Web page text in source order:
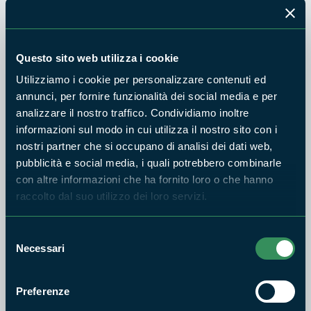
Questo sito web utilizza i cookie
Utilizziamo i cookie per personalizzare contenuti ed
annunci, per fornire funzionalità dei social media e per
analizzare il nostro traffico. Condividiamo inoltre
informazioni sul modo in cui utilizza il nostro sito con i
nostri partner che si occupano di analisi dei dati web,
pubblicità e social media, i quali potrebbero combinarle
con altre informazioni che ha fornito loro o che hanno
raccolto dal suo utilizzo dei loro servizi.
delNecessari
Preferenze
sintesi per eliminare e controllare le malerbe infestanti;
• controllo patologie (lotta guidata): l’azienda interviene,
con criteri di lotta guidata;
• sostenibilità della produzione;
• risparmio idrico: recupero delle acque piovane;
• gestione dei rifiuti: l’azienda realizza e utilizza compost
prodotto dai propri scarti di lavorazione e produzione di
sottoprodotti;
• impiego nella produzione di macchinari agricoli alimentati a
• sostenibilità della trasformazione (per le aziende di